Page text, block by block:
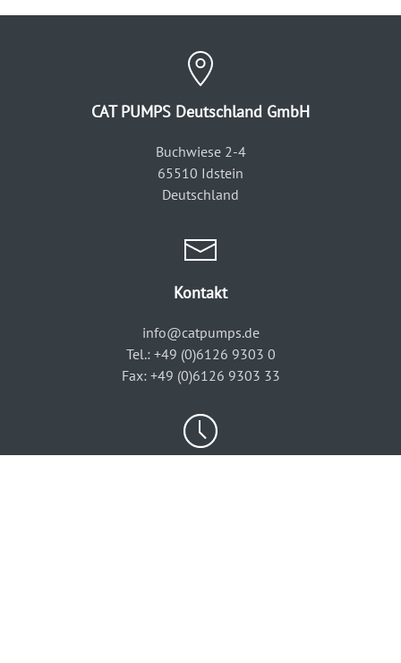
CAT PUMPS Deutschland GmbH
Buchwiese 2-4
65510 Idstein
Deutschland
Kontakt
info@catpumps.de
Tel.: +49 (0)6126 9303 0
Fax: +49 (0)6126 9303 33